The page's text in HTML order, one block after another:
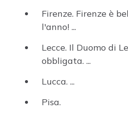
Firenze. Firenze è
l'anno! ...
Lecce. Il Duomo di
obbligata. ...
Lucca. ...
Pisa.